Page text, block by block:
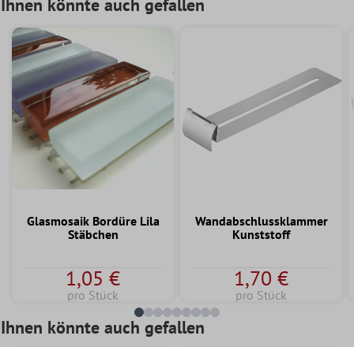
Glasmosaik Bordüre Lila
Stäbchen
1,05 €
pro Stück
Wandabschlussklammer
Kunststoff
1,70 €
pro Stück
Ihnen könnte auch gefallen